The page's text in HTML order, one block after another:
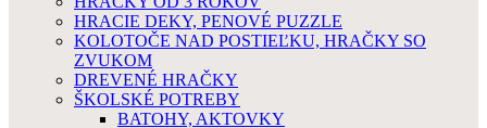
HRACIE DEKY, PENOVÉ PUZZLE
KOLOTOČE NAD POSTIEĽKU, HRAČKY SO
ZVUKOM
DREVENÉ HRAČKY
ŠKOLSKÉ POTREBY
BATOHY, AKTOVKY